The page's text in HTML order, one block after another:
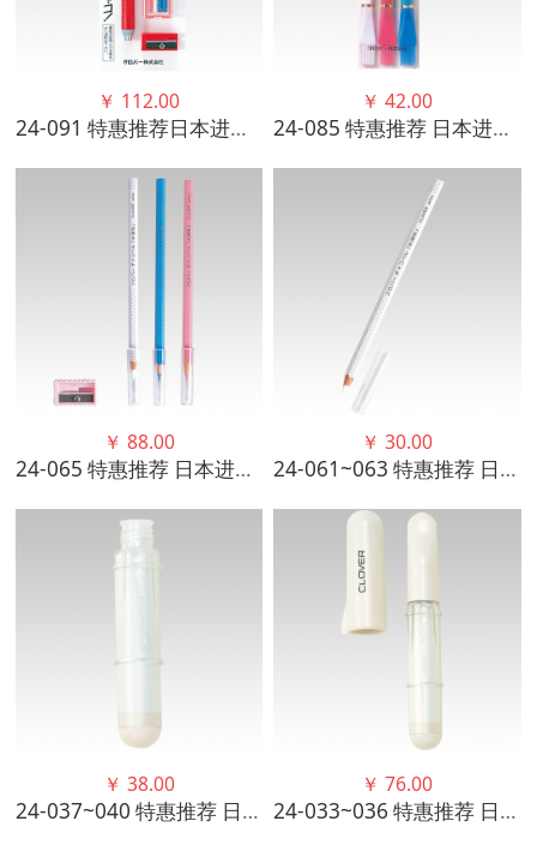
￥ 112.00
24-091 特惠推荐日本进口可乐CLOVER 自动铅笔式标记笔3色组
￥ 42.00
24-085 特惠推荐 日本进口可乐CLOVER 铅笔式画笔3根组套优质
￥ 88.00
24-065 特惠推荐 日本进口可乐CLOVER 水溶性铅笔式标记笔3色三支装
￥ 30.00
24-061~063 特惠推荐 日本进口可乐工具优质水溶性 铅笔式标记笔单支装
￥ 38.00
24-037~040 特惠推荐 日本进口可乐 工具补充用粉便于更换墨盒单支装
￥ 76.00
24-033~036 特惠推荐 日本进口可乐优质工具不污手画粉笔单支装